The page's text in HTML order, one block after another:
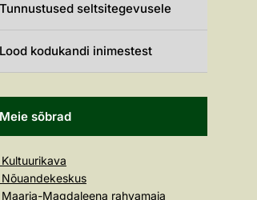
Tunnustused seltsitegevusele
Lood kodukandi inimestest
Meie sõbrad
Magdaleena rahvamaja